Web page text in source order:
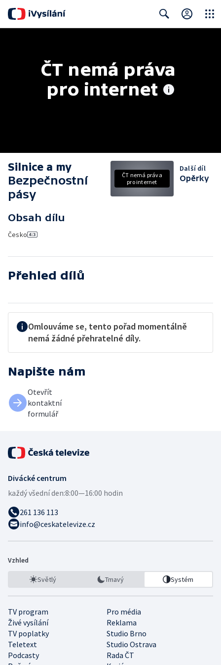
ČT nemá práva
pro internet
Silnice a my
Bezpečnostní
pásy
Obsah dílu
Česko
ČT nemá práva
pro internet
Další díl
Opěrky
Přehled dílů
Omlouváme se, tento pořad momentálně
nemá žádné přehratelné díly.
Napište nám
Otevřít
kontaktní
formulář
Divácké centrum
každý všední den:8:00—16:00 hodin
261 136 113
info@ceskatelevize.cz
Vzhled
Světlý Tmavý Systém
TV program
Pro média
Živé vysílání
Reklama
TV poplatky
Studio Brno
Teletext
Studio Ostrava
Podcasty
Rada ČT